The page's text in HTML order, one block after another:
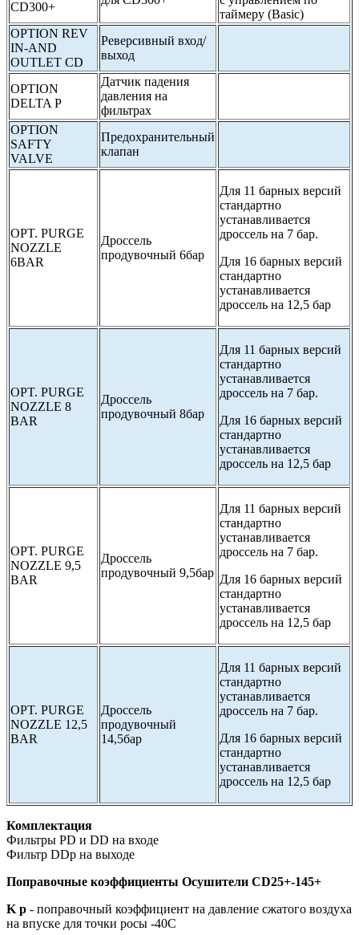
CD300+
таймеру (Basic)
OPTION REV
IN-AND
OUTLET CD
Реверсивный вход/
выход
OPTION
DELTA P
Датчик падения
давления на
фильтрах
OPTION
SAFTY
VALVE
Предохранительный
клапан
OPT. PURGE
NOZZLE
6BAR
Дроссель
продувочный 6бар
Для 11 барных версий
стандартно
устанавливается
дроссель на 7 бар.
Для 16 барных версий
стандартно
устанавливается
дроссель на 12,5 бар
OPT. PURGE
NOZZLE 8
BAR
Дроссель
продувочный 8бар
Для 11 барных версий
стандартно
устанавливается
дроссель на 7 бар.
Для 16 барных версий
стандартно
устанавливается
дроссель на 12,5 бар
OPT. PURGE
NOZZLE 9,5
BAR
Дроссель
продувочный 9,5бар
Для 11 барных версий
стандартно
устанавливается
дроссель на 7 бар.
Для 16 барных версий
стандартно
устанавливается
дроссель на 12,5 бар
OPT. PURGE
NOZZLE 12,5
BAR
Дроссель
продувочный
14,5бар
Для 11 барных версий
стандартно
устанавливается
дроссель на 7 бар.
Для 16 барных версий
стандартно
устанавливается
дроссель на 12,5 бар
Комплектация
Фильтры PD и DD на входе
Фильтр DDp на выходе
Поправочные коэффициенты Осушители CD25+-145+
K p - поправочный коэффициент на давление сжатого воздуха
на впуске для точки росы -40С